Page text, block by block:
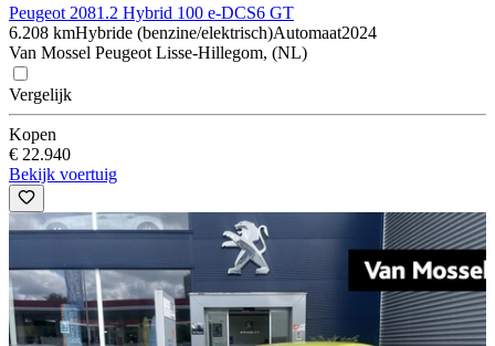
Peugeot 2081.2 Hybrid 100 e-DCS6 GT
6.208 kmHybride (benzine/elektrisch)Automaat2024
Van Mossel Peugeot Lisse-Hillegom, (NL)
Vergelijk
Kopen
€ 22.940
Bekijk voertuig